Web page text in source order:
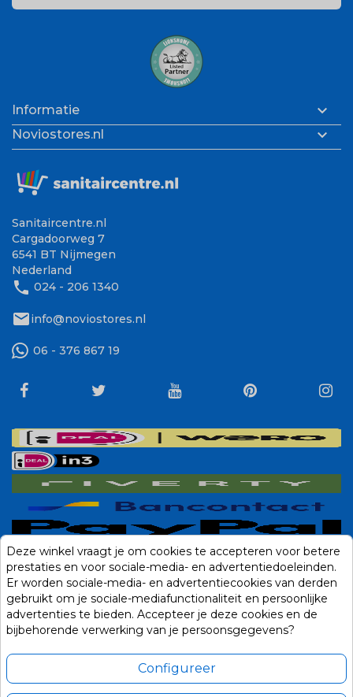
Informatie 
Noviostores.nl 
Sanitaircentre.nl
Cargadoorweg 7
6541 BT Nijmegen
Nederland
phone 024 - 206 1340
mailinfo@noviostores.nl
06 - 376 867 19
Deze winkel vraagt je om cookies te accepteren voor betere
prestaties en voor sociale-media- en advertentiedoeleinden.
Er worden sociale-media- en advertentiecookies van derden
gebruikt om je sociale-mediafunctionaliteit en persoonlijke
advertenties te bieden. Accepteer je deze cookies en de
bijbehorende verwerking van je persoonsgegevens?
Configureer